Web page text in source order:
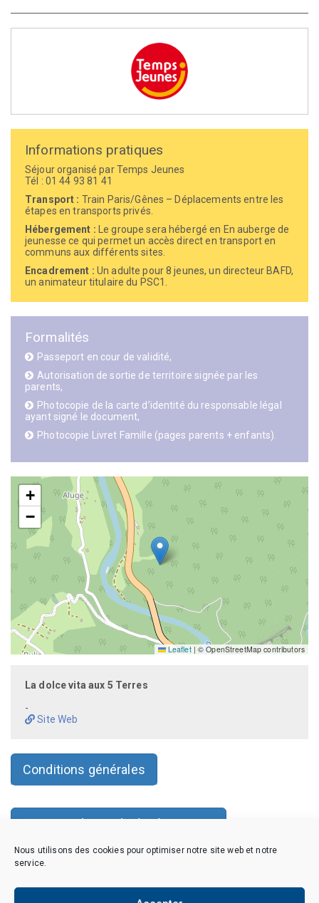
Nous utilisons des cookies pour optimiser notre site web et notre
service.
Informations pratiques
Séjour organisé par Temps Jeunes
Tél : 01 44 93 81 41
Transport : Train Paris/Gênes – Déplacements entre les
étapes en transports privés.
Hébergement : Le groupe sera hébergé en En auberge de
jeunesse ce qui permet un accès direct en transport en
communs aux différents sites.
Encadrement : Un adulte pour 8 jeunes, un directeur BAFD,
un animateur titulaire du PSC1.
Formalités
Passeport en cour de validité,
Autorisation de sortie de territoire signée par les
parents,
Photocopie de la carte d’identité du responsable légal
ayant signé le document,
Photocopie Livret Famille (pages parents + enfants).
+
−
Leaflet |© OpenStreetMap contributors
La dolce vita aux 5 Terres
-
Site Web
Conditions générales
Faire une demande de réservation